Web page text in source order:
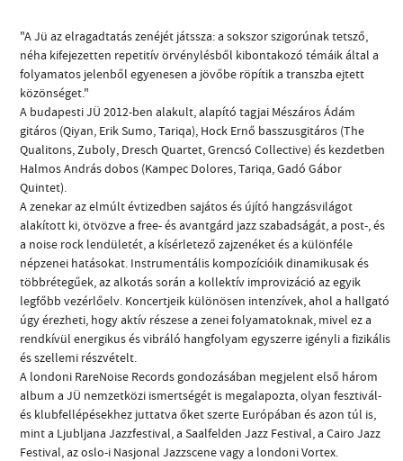
"A Jü az elragadtatás zenéjét játssza: a sokszor szigorúnak tetsző,
néha kifejezetten repetitív örvénylésből kibontakozó témáik által a
folyamatos jelenből egyenesen a jövőbe röpítik a transzba ejtett
közönséget."
A budapesti JÜ 2012-ben alakult, alapító tagjai Mészáros Ádám
gitáros (Qiyan, Erik Sumo, Tariqa), Hock Ernő basszusgitáros (The
Qualitons, Zuboly, Dresch Quartet, Grencsó Collective) és kezdetben
Halmos András dobos (Kampec Dolores, Tariqa, Gadó Gábor
Quintet).
A zenekar az elmúlt évtizedben sajátos és újító hangzásvilágot
alakított ki, ötvözve a free- és avantgárd jazz szabadságát, a post-, és
a noise rock lendületét, a kísérletező zajzenéket és a különféle
népzenei hatásokat. Instrumentális kompozícióik dinamikusak és
többrétegűek, az alkotás során a kollektív improvizáció az egyik
legfőbb vezérlőelv. Koncertjeik különösen intenzívek, ahol a hallgató
úgy érezheti, hogy aktív részese a zenei folyamatoknak, mivel ez a
rendkívül energikus és vibráló hangfolyam egyszerre igényli a fizikális
és szellemi részvételt.
A londoni RareNoise Records gondozásában megjelent első három
album a JÜ nemzetközi ismertségét is megalapozta, olyan fesztivál-
és klubfellépésekhez juttatva őket szerte Európában és azon túl is,
mint a Ljubljana Jazzfestival, a Saalfelden Jazz Festival, a Cairo Jazz
Festival, az oslo-i Nasjonal Jazzscene vagy a londoni Vortex.